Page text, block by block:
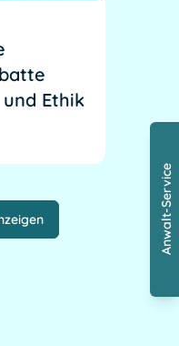
Ethik
Anwalt-Service